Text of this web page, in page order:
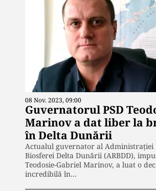
08 Nov. 2023, 09:00
Guvernatorul PSD
Marinov a dat liber la
în Delta Dunării
Actualul guvernator al Administrației
Biosferei Delta Dunării (ARBDD),
Teodosie-Gabriel Marinov, a luat o
incredibilă în…